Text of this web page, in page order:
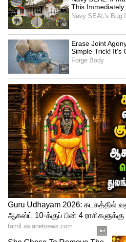
எழுதியுள்ளனர். இந்த
ஏற்படுத்தியுள்ளது.